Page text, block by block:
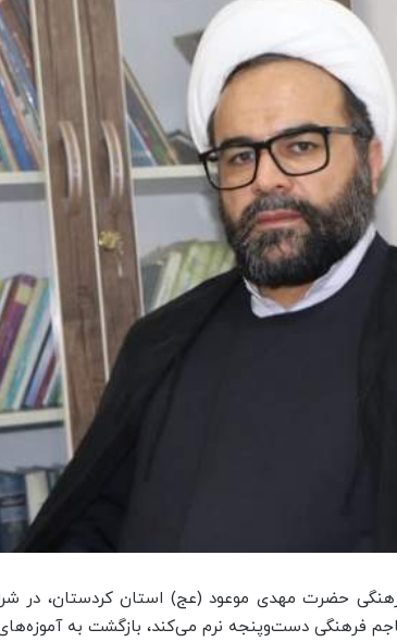
حضرت مهدی موعود (عج) استان کردستان، در
فرهنگی دست‌و‌پنجه نرم می‌کند، بازگشت به